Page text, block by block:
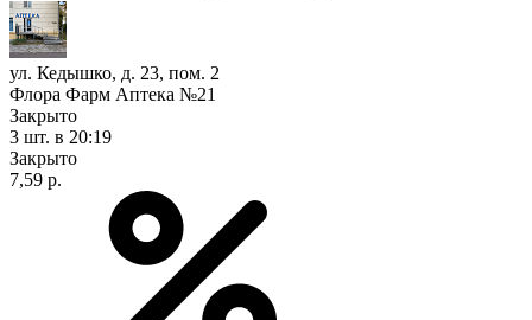
ул. Кедышко, д. 23, пом. 2
Флора Фарм Аптека №21
Закрыто
3 шт. в 20:19
Закрыто
7,59 р.